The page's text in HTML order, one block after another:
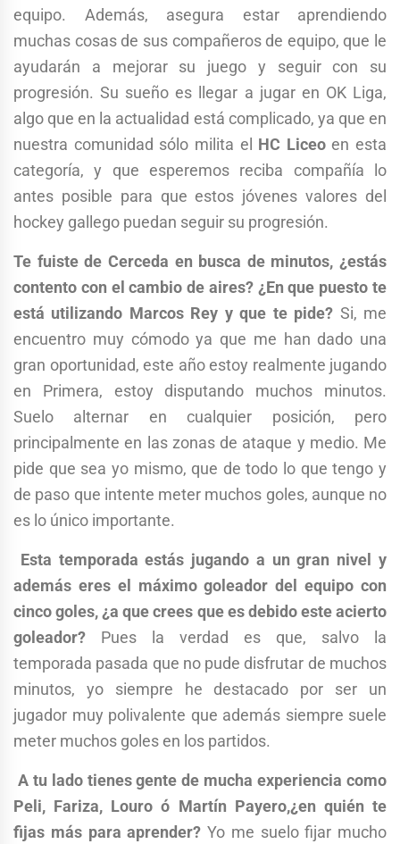
equipo. Además, asegura estar aprendiendo
muchas cosas de sus compañeros de equipo, que le
ayudarán a mejorar su juego y seguir con su
progresión. Su sueño es llegar a jugar en OK Liga,
algo que en la actualidad está complicado, ya que en
nuestra comunidad sólo milita el HC Liceoen esta
categoría, y que esperemos reciba compañía lo
antes posible para que estos jóvenes valores del
hockey gallego puedan seguir su progresión.
Te fuiste de Cerceda en busca de minutos, ¿estás
contento con el cambio de aires? ¿En que puesto te
está utilizando Marcos Rey y que te pide? Si, me
encuentro muy cómodo ya que me han dado una
gran oportunidad, este año estoy realmente jugando
en Primera, estoy disputando muchos minutos.
Suelo alternar en cualquier posición, pero
principalmente en las zonas de ataque y medio. Me
pide que sea yo mismo, que de todo lo que tengo y
de paso que intente meter muchos goles, aunque no
es lo único importante.
Esta temporada estás jugando a un gran nivel y
además eres el máximo goleador del equipo con
cinco goles, ¿a que crees que es debido este acierto
goleador? Pues la verdad es que, salvo la
temporada pasada que no pude disfrutar de muchos
minutos, yo siempre he destacado por ser un
jugador muy polivalente que además siempre suele
meter muchos goles en los partidos.
A tu lado tienes gente de mucha experiencia como
Peli, Fariza, Louro ó Martín Payero,¿en quién te
fijas más para aprender? Yo me suelo fijar mucho